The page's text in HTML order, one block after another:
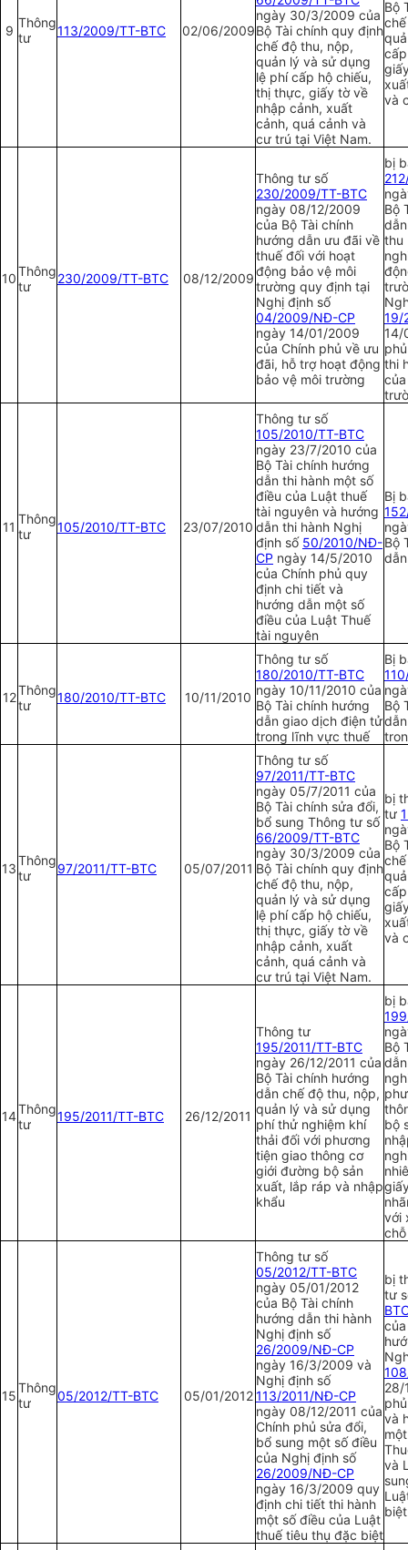
9
Thông
tư
113/2009/TT-BTC 02/06/2009
ngày 30/3/2009 của
Bộ Tài chính quy định
chế độ thu, nộp,
quản lý và sử dụng
lệ phí cấp hộ chiếu,
thị thực, giấy tờ về
nhập cảnh, xuất
cảnh, quá cảnh và
cư trú tại Việt Nam.
Bộ
và
10Thông
tư
230/2009/TT-BTC 08/12/2009
Thông tư số
230/2009/TT-BTC
ngày 08/12/2009
của Bộ Tài chính
hướng dẫn ưu đãi về
thuế đối với hoạt
động bảo vệ môi
trường quy định tại
Nghị định số
04/2009/NĐ-CP
ngày 14/01/2009
của Chính phủ về ưu
đãi, hỗ trợ hoạt động
bảo vệ môi trường
bị
2
Bộ
thu
19/
14/
thi
11
Thông
tư
105/2010/TT-BTC 23/07/2010
Thông tư số
105/2010/TT-BTC
ngày 23/7/2010 của
Bộ Tài chính hướng
dẫn thi hành một số
điều của Luật thuế
tài nguyên và hướng
dẫn thi hành Nghị
định số 50/2010/NĐ-
CP ngày 14/5/2010
của Chính phủ quy
định chi tiết và
hướng dẫn một số
điều của Luật Thuế
tài nguyên
Bị
Bộ
12Thông
tư
180/2010/TT-BTC 10/11/2010
Thông tư số
180/2010/TT-BTC
ngày 10/11/2010 của
Bộ Tài chính hướng
dẫn giao dịch điện tử
trong lĩnh vực thuế
Bị
Bộ
13
Thông
tư
97/2011/TT-BTC 05/07/2011
Thông tư số
97/2011/TT-BTC
ngày 05/7/2011 của
Bộ Tài chính sửa đổi,
bổ sung Thông tư số
66/2009/TT-BTC
ngày 30/3/2009 của
Bộ Tài chính quy định
chế độ thu, nộp,
quản lý và sử dụng
lệ phí cấp hộ chiếu,
thị thực, giấy tờ về
nhập cảnh, xuất
cảnh, quá cảnh và
cư trú tại Việt Nam.
bị
tư 1
Bộ
và
14Thông
tư
195/2011/TT-BTC 26/12/2011
Thông tư
195/2011/TT-BTC
ngày 26/12/2011 của
Bộ Tài chính hướng
dẫn chế độ thu, nộp,
quản lý và sử dụng
phí thử nghiệm khí
thải đối với phương
tiện giao thông cơ
giới đường bộ sản
xuất, lắp ráp và nhập
khẩu
bị
1
Bộ
bộ
với
15
Thông
tư
05/2012/TT-BTC 05/01/2012
Thông tư số
05/2012/TT-BTC
ngày 05/01/2012
của Bộ Tài chính
hướng dẫn thi hành
Nghị định số
26/2009/NĐ-CP
ngày 16/3/2009 và
Nghị định số
113/2011/NĐ-CP
ngày 08/12/2011 của
Chính phủ sửa đổi,
bổ sung một số điều
của Nghị định số
26/2009/NĐ-CP
ngày 16/3/2009 quy
định chi tiết thi hành
một số điều của Luật
thuế tiêu thụ đặc biệt
bị
tư
1
28/
và
và
biệt